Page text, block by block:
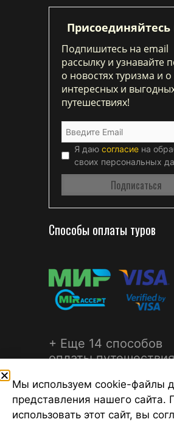
Подпишитесь на email
рассылку и узнавайте
о новостях туризма и о
интересных и
путешествиях!
Я даю согласие на
своих персональных
Способы оплаты туров
+ Еще 14 способов
оплаты путешествия
Мы используем cookie-файлы
представления нашего сайта.
использовать этот сайт, вы